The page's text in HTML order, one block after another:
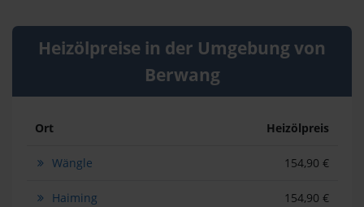
Heizölpreise in der Umgebung von
Berwang
Ort Heizölpreis
Wängle 154,90 €
Haiming 154,90 €